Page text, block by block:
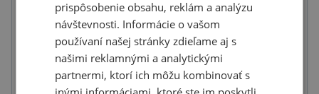
Gravír
Tampónová tlač
1-zložková
prispôsobenie obsahu, reklám a analýzu
návštevnosti. Informácie o vašom
používaní našej stránky zdieľame aj s
našimi reklamnými a analytickými
partnermi, ktorí ich môžu kombinovať s